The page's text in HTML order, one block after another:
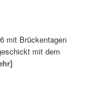
mit Brückentagen
mit dem